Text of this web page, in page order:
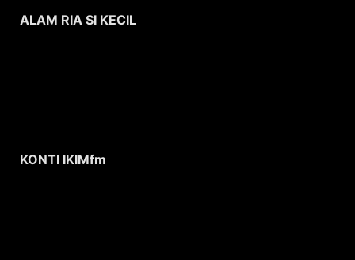
ALAM RIA SI KECIL
KONTI IKIMfm